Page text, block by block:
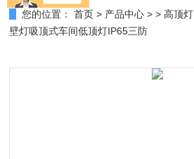
您的位置： 首页 > 产品中心 > >高顶灯
壁灯吸顶式车间低顶灯IP65三防